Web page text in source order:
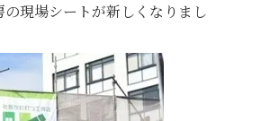
の現場シートが新しくなりまし